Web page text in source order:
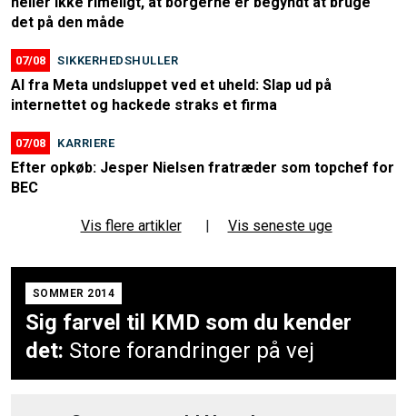
det på den måde
07/08 SIKKERHEDSHULLER
AI fra Meta undsluppet ved et uheld: Slap ud på
internettet og hackede straks et firma
07/08 KARRIERE
Efter opkøb: Jesper Nielsen fratræder som topchef for
BEC
Vis flere artikler | Vis seneste uge
SOMMER 2014
Sig farvel til KMD som du kender
det: Store forandringer på vej